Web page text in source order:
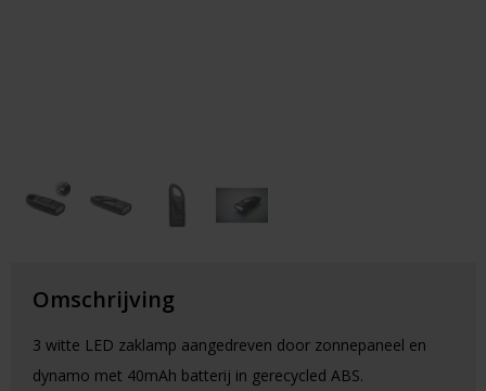
Omschrijving
3 witte LED zaklamp aangedreven door zonnepaneel en
dynamo met 40mAh batterij in gerecycled ABS.